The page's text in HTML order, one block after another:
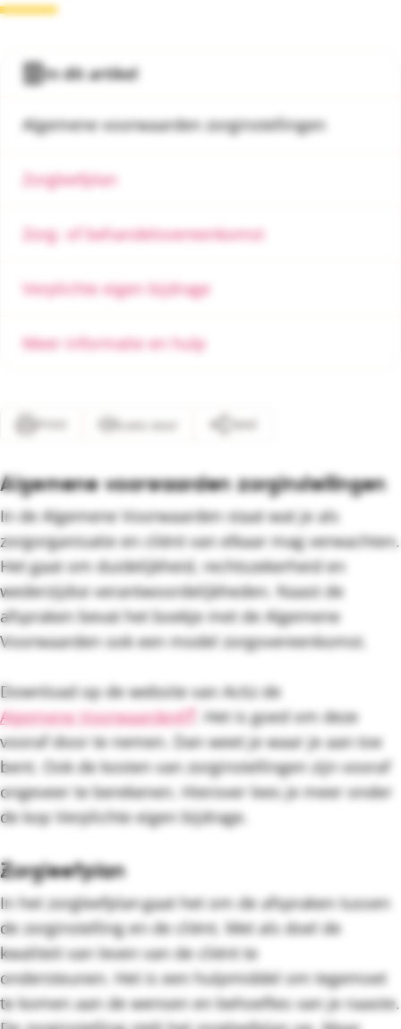
In dit artikel
Algemene voorwaarden zorginstellingen
Zorgleefplan
Zorg- of behandelovereenkomst
Verplichte eigen bijdrage
Meer informatie en hulp
Print Lees voor Deel
Algemene voorwaarden zorginstellingen
In de Algemene Voorwaarden staat wat je als
zorgorganisatie en cliënt van elkaar mag verwachten.
Het gaat om duidelijkheid, rechtszekerheid en
wederzijdse verantwoordelijkheden. Naast de
afspraken bevat het boekje met de Algemene
Voorwaarden ook een model zorgovereenkomst.
Download op de website van Actiz de
Algemene Voorwaarden
. Het is goed om deze
vooraf door te nemen. Dan weet je waar je aan toe
bent. Ook de kosten van zorginstellingen zijn vooraf
ongeveer te berekenen. Hierover lees je meer onder
de kop Verplichte eigen bijdrage.
Zorgleefplan
In het zorgleefplan gaat het om de afspraken tussen
de zorginstelling en de cliënt. Met als doel de
kwaliteit van leven van de cliënt te
ondersteunen. Het is een hulpmiddel om tegemoet
te komen aan de wensen en behoeftes van je naaste.